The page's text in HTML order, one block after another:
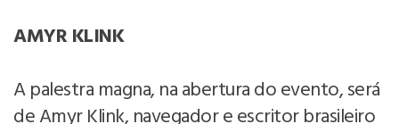
AMYR KLINK
A palestra magna, na abertura do evento, será
de Amyr Klink, navegador e escritor brasileiro